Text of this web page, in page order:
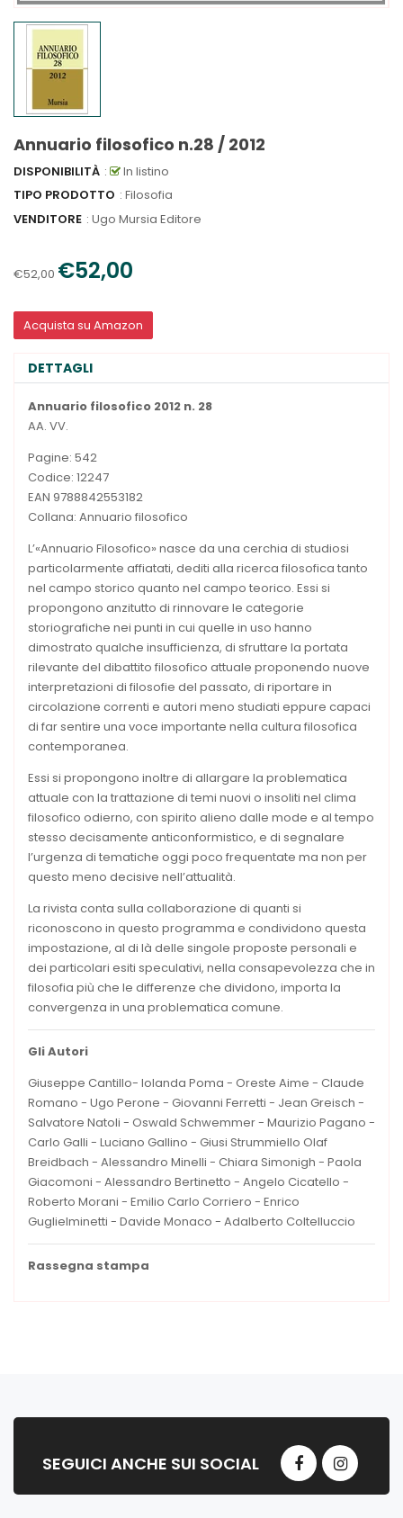
Annuario filosofico n.28 / 2012
DISPONIBILITÀ :
In listino
TIPO PRODOTTO : Filosofia
VENDITORE : Ugo Mursia Editore
€52,00 €52,00
Acquista su Amazon
DETTAGLI
Annuario filosofico 2012 n. 28
AA. VV.
Pagine: 542
Codice: 12247
EAN 9788842553182
Collana: Annuario filosofico
L’«Annuario Filosofico» nasce da una cerchia di studiosi
particolarmente affiatati, dediti alla ricerca filosofica tanto
nel campo storico quanto nel campo teorico. Essi si
propongono anzitutto di rinnovare le categorie
storiografiche nei punti in cui quelle in uso hanno
dimostrato qualche insufficienza, di sfruttare la portata
rilevante del dibattito filosofico attuale proponendo nuove
interpretazioni di filosofie del passato, di riportare in
circolazione correnti e autori meno studiati eppure capaci
di far sentire una voce importante nella cultura filosofica
contemporanea.
Essi si propongono inoltre di allargare la problematica
attuale con la trattazione di temi nuovi o insoliti nel clima
filosofico odierno, con spirito alieno dalle mode e al tempo
stesso decisamente anticonformistico, e di segnalare
l’urgenza di tematiche oggi poco frequentate ma non per
questo meno decisive nell’attualità.
La rivista conta sulla collaborazione di quanti si
riconoscono in questo programma e condividono questa
impostazione, al di là delle singole proposte personali e
dei particolari esiti speculativi, nella consapevolezza che in
filosofia più che le differenze che dividono, importa la
convergenza in una problematica comune.
Gli Autori
Giuseppe Cantillo- Iolanda Poma - Oreste Aime - Claude
Romano - Ugo Perone - Giovanni Ferretti - Jean Greisch -
Salvatore Natoli - Oswald Schwemmer - Maurizio Pagano -
Carlo Galli - Luciano Gallino - Giusi Strummiello Olaf
Breidbach - Alessandro Minelli - Chiara Simonigh - Paola
Giacomoni - Alessandro Bertinetto - Angelo Cicatello -
Roberto Morani - Emilio Carlo Corriero - Enrico
Guglielminetti - Davide Monaco - Adalberto Coltelluccio
Rassegna stampa
SEGUICI ANCHE SUI SOCIAL